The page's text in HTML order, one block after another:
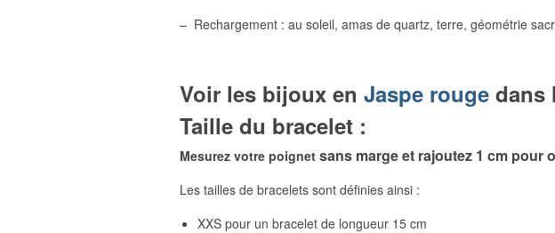
– Rechargement : au soleil, amas de quartz, terre, géométrie
Voir les bijoux en Jaspe rouge dans
Taille du bracelet :
Mesurez votre poignet sans marge et rajoutez 1 cm pour
Les tailles de bracelets sont définies ainsi :
XXS pour un bracelet de longueur 15 cm